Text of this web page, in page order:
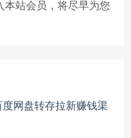
站会员，将尽早为您
网盘转存拉新赚钱渠